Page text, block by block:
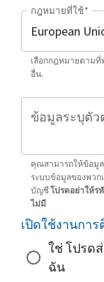
กฎหมายที่ใช้*
เลือกกฎหมายตามที่
อื่น.
ข้อมูลระบุตัว
คุณสามารถให้ข้อมู
ระบบข้อมูลของพวก
บัญชีโปรดอย่าให้ร
ไม่มี
เปิดใช้งานกา
ใช่ โปรด
ฉัน